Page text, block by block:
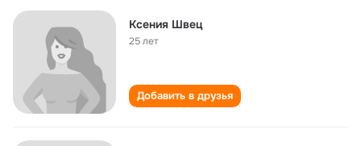
Ксения Швец
25 лет
Добавить в друзья